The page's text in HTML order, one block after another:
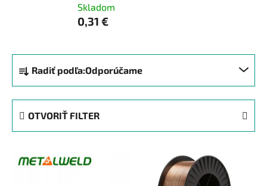
Skladom
0,31 €
R
a
d
p
Radiť podľa:Odporúčame
OTVORIŤ FILTER
ý